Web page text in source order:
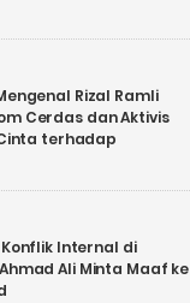
Rizal Ramli
Cerdas dan Aktivis
terhadap
Internal di
Ali Minta Maaf ke